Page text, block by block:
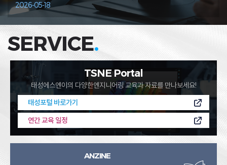
2026-05-18
SERVICE
TSNE Portal
태성에스엔이의 다양한엔지니어링 교육과 자료를 만나보세요!
태성포털 바로가기
연간 교육 일정
ANZINE